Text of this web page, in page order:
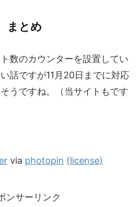
まとめ
数のカウンターを設置してい
話ですが11月20日までに対応
うですね。（当サイトもです
via photopin (license)
ンサーリンク